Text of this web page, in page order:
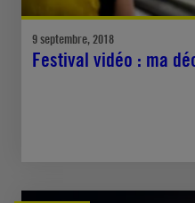
9 septembre, 2018
Festival vidéo : ma